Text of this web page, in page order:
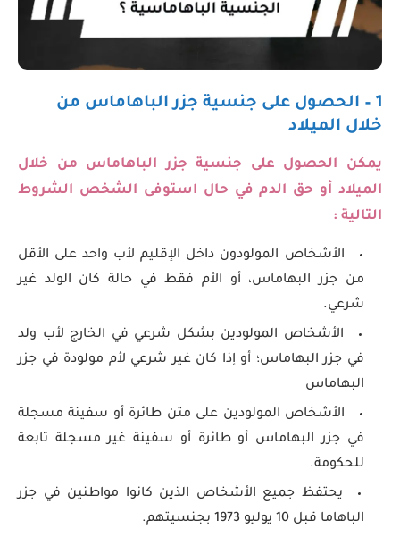
1 – الحصول على جنسية جزر الباهاماس من
خلال الميلاد
يمكن الحصول على جنسية جزر الباهاماس من خلال
الميلاد أو حق الدم في حال استوفى الشخص الشروط
التالية :
الأشخاص المولودون داخل الإقليم لأب واحد على الأقل
من جزر البهاماس، أو الأم فقط في حالة كان الولد غير
شرعي.
الأشخاص المولودين بشكل شرعي في الخارج لأب ولد
في جزر البهاماس؛ أو إذا كان غير شرعي لأم مولودة في جزر
البهاماس
الأشخاص المولودين على متن طائرة أو سفينة مسجلة
في جزر البهاماس أو طائرة أو سفينة غير مسجلة تابعة
للحكومة.
يحتفظ جميع الأشخاص الذين كانوا مواطنين في جزر
الباهاما قبل 10 يوليو 1973 بجنسيتهم.